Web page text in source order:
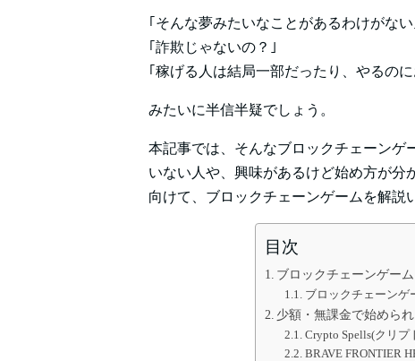
｢そんな夢みたいなことがあるわけがない
｢詐欺じゃないの？｣
｢稼げる人は結局一部だったり、やるの
みたいに半信半疑でしょう。
本記事では、そんなブロックチェーンゲ
いない人や、興味があるけど始め方が分
向けて、ブロックチェーンゲームを解説
目次
ブロックチェーンゲー
ブロックチェーンゲ
少額・無課金で始めら
Crypto Spells(クリプ
BRAVE FRONTIER